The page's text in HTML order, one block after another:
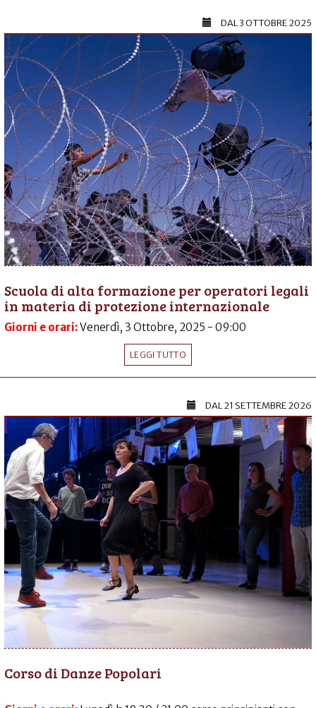
DAL3 OTTOBRE 2025
Scuola di alta formazione per operatori legali
in materia di protezione internazionale
Giorni e orari:Venerdì, 3 Ottobre, 2025 - 09:00
LEGGI TUTTO
DAL21 SETTEMBRE 2026
Corso di Danze Popolari